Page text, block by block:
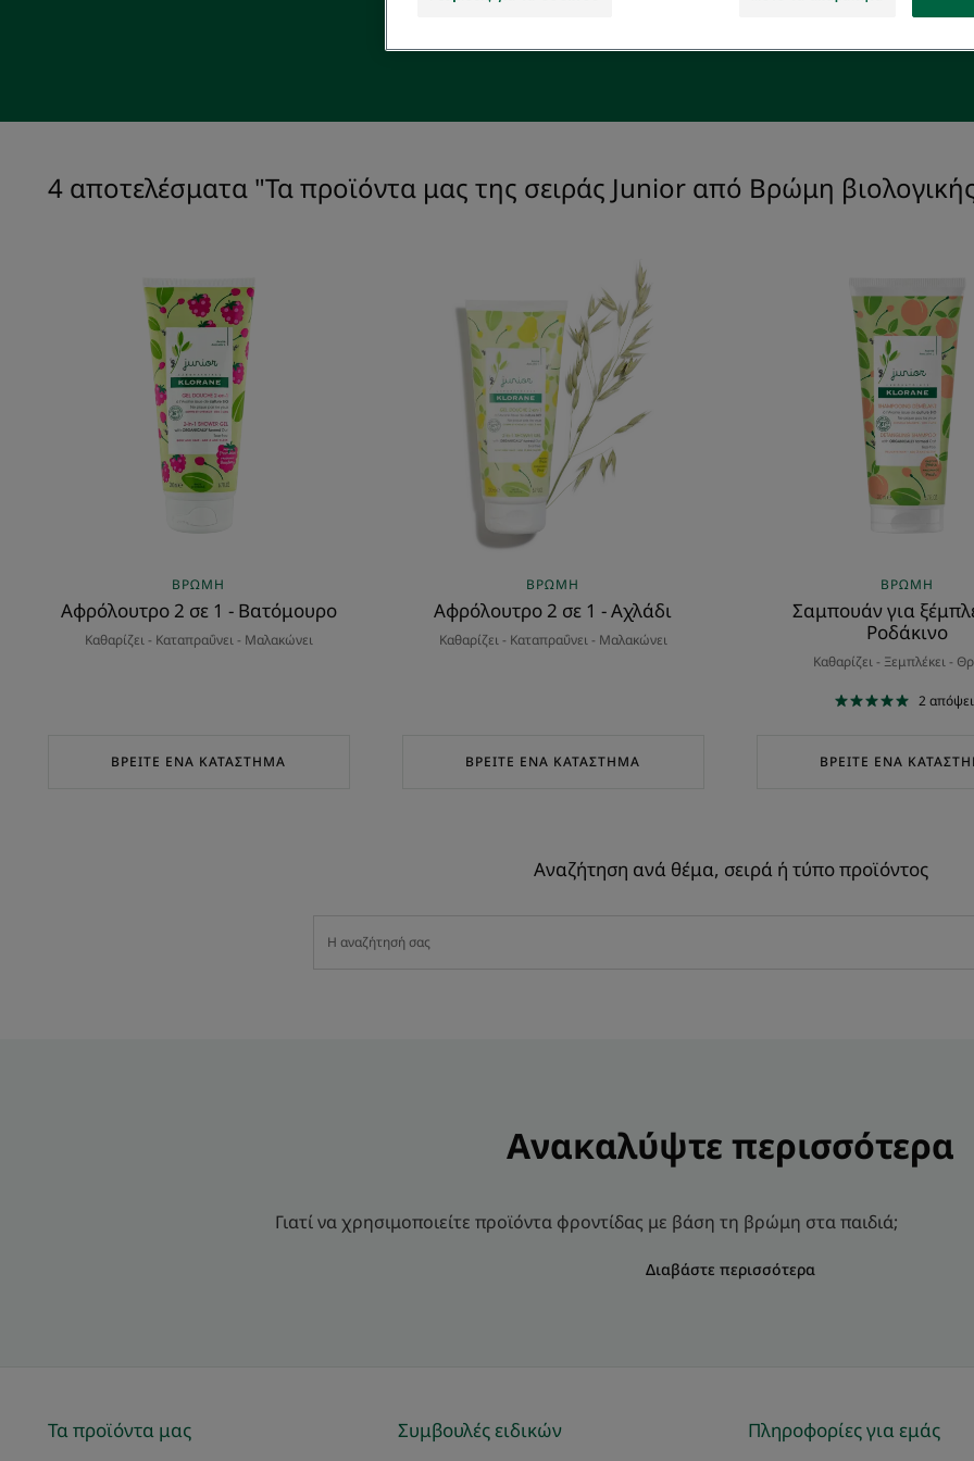
4 αποτελέσματα "Τα προϊόντα μας της σειράς Junior από Βρώμη βιολογικής
2
σε
-
Βατόμουρο
ΒΡΏΜΗ
Αφρόλουτρο 2 σε 1 - Βατόμουρο
Καθαρίζει - Καταπραΰνει - Μαλακώνει
ΒΡΕΊΤΕ ΈΝΑ ΚΑΤΆΣΤΗΜΑ
Αφρόλουτρο
σε
1
-
Αχλάδι
ΒΡΏΜΗ
Αφρόλουτρο 2 σε 1 - Αχλάδι
Καθαρίζει - Καταπραΰνει - Μαλακώνει
ΒΡΕΊΤΕ ΈΝΑ ΚΑΤΆΣΤΗΜΑ
για
Ροδάκινο
ΒΡΏΜΗ
Σαμπουάν για
Ροδάκινο
Καθαρίζει - Ξεμπλέκει -
2
ΒΡΕΊΤΕ ΈΝΑ
Αναζήτηση ανά θέμα, σειρά ή τύπο προϊόντος
Ανακαλύψτε περισσότερα
Γιατί να χρησιμοποιείτε προϊόντα φροντίδας με βάση τη βρώμη στα παιδιά;
Διαβάστε περισσότερα
Τα προϊόντα μας Συμβουλές ειδικών Πληροφορίες για εμάς